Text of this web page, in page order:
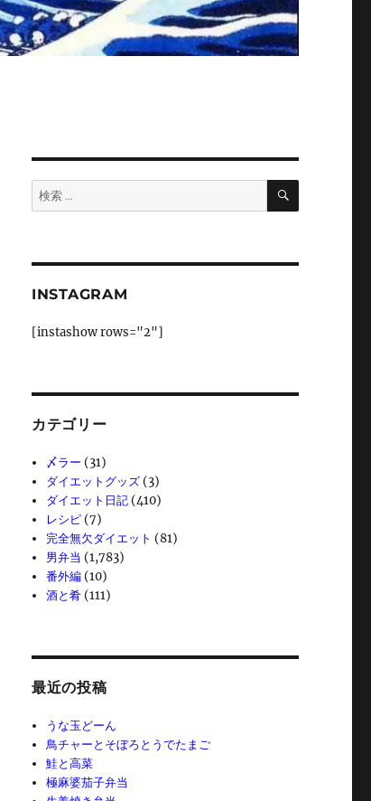
検
索:
検
INSTAGRAM
[instashow rows="2"]
カテゴリー
〆ラー (31)
ダイエットグッズ (3)
ダイエット日記 (410)
レシピ (7)
完全無欠ダイエット (81)
男弁当 (1,783)
番外編 (10)
酒と肴 (111)
最近の投稿
うな玉どーん
鳥チャーとそぼろとうでたまご
鮭と高菜
極麻婆茄子弁当